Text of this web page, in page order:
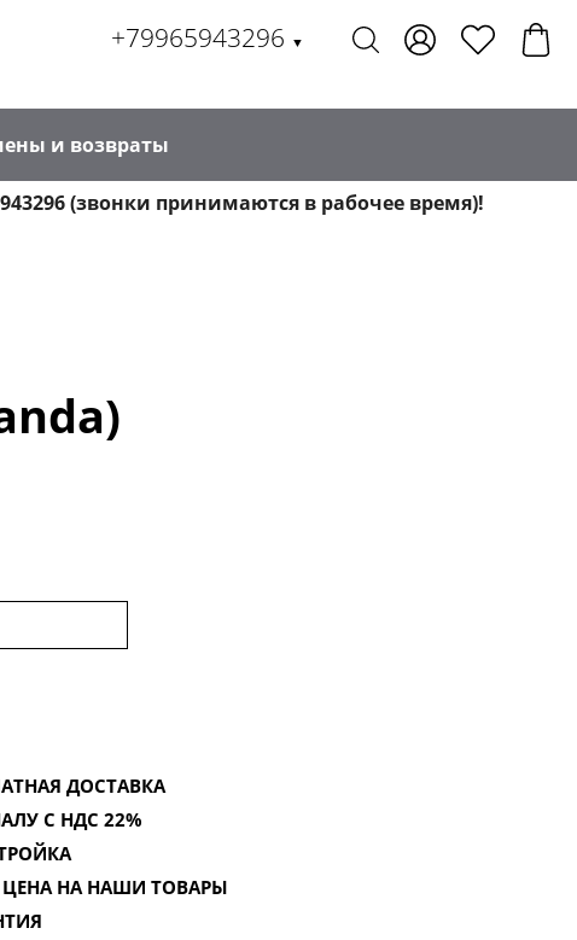
+79965943296 ▼
и возвраты
(звонки принимаются в рабочее время)!
ДОСТАВКА
С НДС 22%
НА НАШИ ТОВАРЫ